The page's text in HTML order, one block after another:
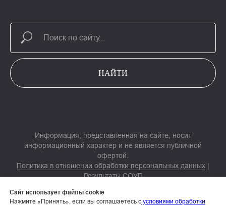
НАЙТИ
Информация, представленная на сайте, носит
информационный характер и не является публичной
офертой.
Политика в отношении обработки персональных данных |
Результаты СОУП
обработку электронных пользовательских данных
Сайт использует файлы cookie
Нажмите «Принять», если вы соглашаетесь с условиями обработки